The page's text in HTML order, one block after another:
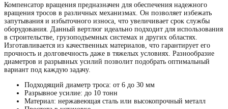
Компенсатор вращения предназначен для обеспечения надежного
вращения тросов в различных механизмах. Он позволяет избежать
запутывания и избыточного износа, что увеличивает срок службы
оборудования. Данный вертлюг идеально подходит для использования
в строительстве, грузоподъемных системах и других областях.
Изготавливается из качественных материалов, что гарантирует его
прочность и долговечность даже в тяжелых условиях. Разнообразие
диаметров и разрывных усилий позволит подобрать оптимальный
вариант под каждую задачу.
Подходящий диаметр троса: от 6 до 30 мм
Разрывное усилие: до 10 тонн
Материал: нержавеющая сталь или высокопрочный металл